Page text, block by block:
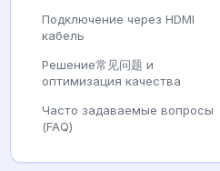
Подключение через HDMI
кабель
Решение常见问题 и
оптимизация качества
Часто задаваемые вопросы
(FAQ)